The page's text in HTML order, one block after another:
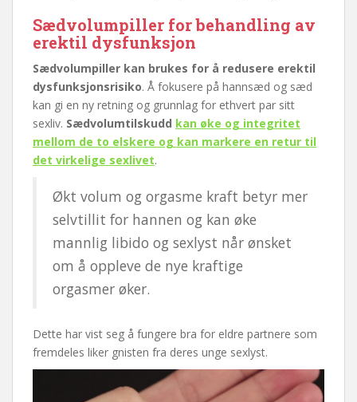
Sædvolumpiller for behandling av
erektil dysfunksjon
Sædvolumpiller kan brukes for å redusere erektil
dysfunksjonsrisiko. Å fokusere på hannsæd og sæd
kan gi en ny retning og grunnlag for ethvert par sitt
sexliv. Sædvolumtilskudd kan øke og integritet
mellom de to elskere og kan markere en retur til
det virkelige sexlivet.
Økt volum og orgasme kraft betyr mer
selvtillit for hannen og kan øke
mannlig libido og sexlyst når ønsket
om å oppleve de nye kraftige
orgasmer øker.
Dette har vist seg å fungere bra for eldre partnere som
fremdeles liker gnisten fra deres unge sexlyst.